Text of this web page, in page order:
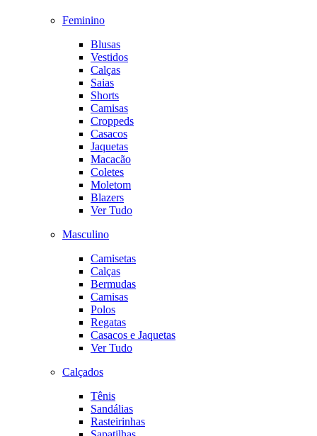
Feminino
Blusas
Vestidos
Calças
Saias
Shorts
Camisas
Croppeds
Casacos
Jaquetas
Macacão
Coletes
Moletom
Blazers
Ver Tudo
Masculino
Camisetas
Calças
Bermudas
Camisas
Polos
Regatas
Casacos e Jaquetas
Ver Tudo
Calçados
Tênis
Sandálias
Rasteirinhas